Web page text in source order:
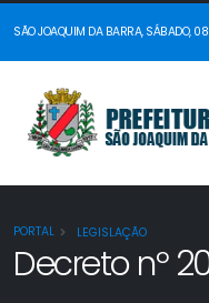
SÃO JOAQUIM DA BARRA, SÁBADO,
PORTAL LEGISLAÇÃO
Decreto nº